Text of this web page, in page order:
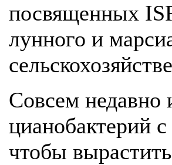
посвященных
лунного и
Совсем недавно
цианобактерий
чтобы